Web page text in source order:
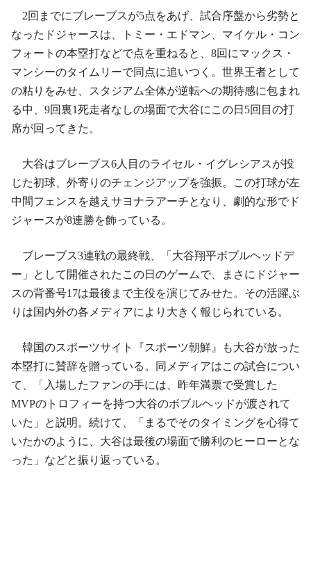
2回までにブレーブスが5点をあげ、試合序盤から劣勢と
なったドジャースは、トミー・エドマン、マイケル・コン
フォートの本塁打などで点を重ねると、8回にマックス・
マンシーのタイムリーで同点に追いつく。世界王者として
の粘りをみせ、スタジアム全体が逆転への期待感に包まれ
る中、9回裏1死走者なしの場面で大谷にこの日5回目の打
席が回ってきた。
大谷はブレーブス6人目のライセル・イグレシアスが投
じた初球、外寄りのチェンジアップを強振。この打球が左
中間フェンスを越えサヨナラアーチとなり、劇的な形でド
ジャースが8連勝を飾っている。
ブレーブス3連戦の最終戦、「大谷翔平ボブルヘッドデ
ー」として開催されたこの日のゲームで、まさにドジャー
スの背番号17は最後まで主役を演じてみせた。その活躍ぶ
りは国内外の各メディアにより大きく報じられている。
韓国のスポーツサイト『スポーツ朝鮮』も大谷が放った
本塁打に賛辞を贈っている。同メディアはこの試合につい
て、「入場したファンの手には、昨年満票で受賞した
MVPのトロフィーを持つ大谷のボブルヘッドが渡されて
いた」と説明。続けて、「まるでそのタイミングを心得て
いたかのように、大谷は最後の場面で勝利のヒーローとな
った」などと振り返っている。